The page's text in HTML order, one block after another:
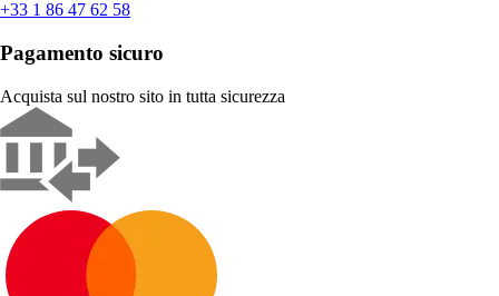
+33 1 86 47 62 58
Pagamento sicuro
Acquista sul nostro sito in tutta sicurezza